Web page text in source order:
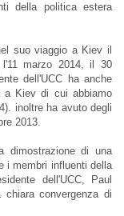
della politica estera
suo viaggio a Kiev il
marzo 2014, il 30
dell'UCC ha anche
a Kiev di cui abbiamo
inoltre ha avuto degli
2013.
dimostrazione di una
i membri influenti della
dell'UCC, Paul
convergenza di